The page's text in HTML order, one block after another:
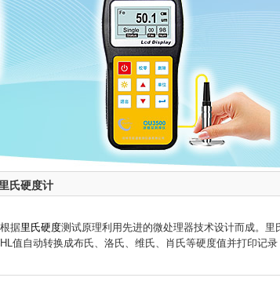
里氏硬度计
据里氏硬度测试原理利用先进的微处理器技术设计而成。
值自动转换成布氏、洛氏、维氏、肖氏等硬度值并打印记